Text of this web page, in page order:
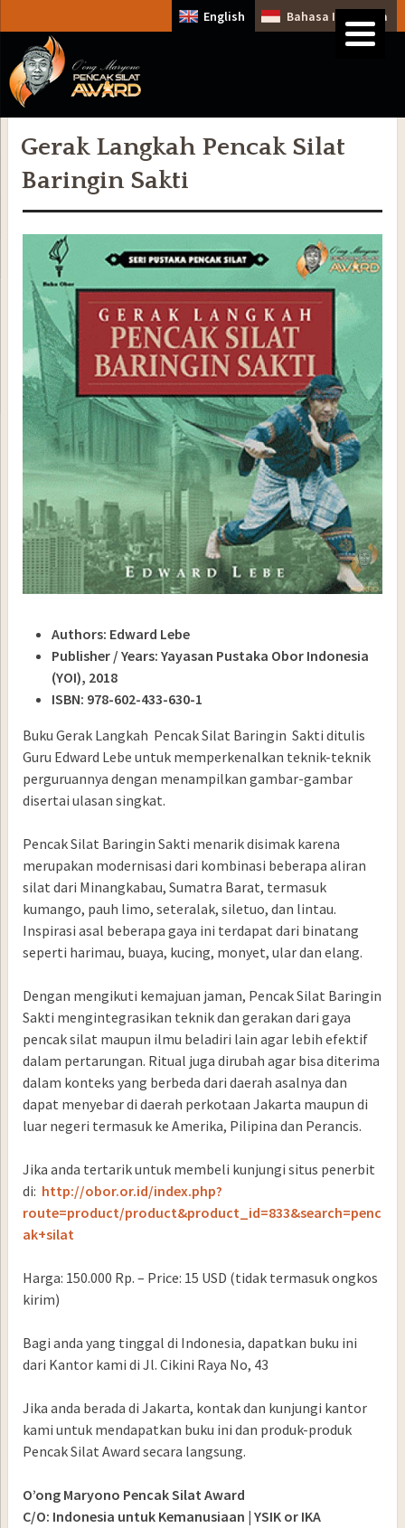
English Bahasa Indonesia
Gerak Langkah Pencak Silat
Baringin Sakti
Authors: Edward Lebe
Publisher / Years: Yayasan Pustaka Obor Indonesia
(YOI), 2018
ISBN: 978-602-433-630-1
Buku Gerak Langkah Pencak Silat Baringin Sakti ditulis
Guru Edward Lebe untuk memperkenalkan teknik-teknik
perguruannya dengan menampilkan gambar-gambar
disertai ulasan singkat.
Pencak Silat Baringin Sakti menarik disimak karena
merupakan modernisasi dari kombinasi beberapa aliran
silat dari Minangkabau, Sumatra Barat, termasuk
kumango, pauh limo, seteralak, siletuo, dan lintau.
Inspirasi asal beberapa gaya ini terdapat dari binatang
seperti harimau, buaya, kucing, monyet, ular dan elang.
Dengan mengikuti kemajuan jaman, Pencak Silat Baringin
Sakti mengintegrasikan teknik dan gerakan dari gaya
pencak silat maupun ilmu beladiri lain agar lebih efektif
dalam pertarungan. Ritual juga dirubah agar bisa diterima
dalam konteks yang berbeda dari daerah asalnya dan
dapat menyebar di daerah perkotaan Jakarta maupun di
luar negeri termasuk ke Amerika, Pilipina dan Perancis.
Jika anda tertarik untuk membeli kunjungi situs penerbit
di: http://obor.or.id/index.php?
route=product/product&product_id=833&search=penc
ak+silat
Harga: 150.000 Rp. – Price: 15 USD (tidak termasuk ongkos
kirim)
Bagi anda yang tinggal di Indonesia, dapatkan buku ini
dari Kantor kami di Jl. Cikini Raya No, 43
Jika anda berada di Jakarta, kontak dan kunjungi kantor
kami untuk mendapatkan buku ini dan produk-produk
Pencak Silat Award secara langsung.
O’ong Maryono Pencak Silat Award
C/O: Indonesia untuk Kemanusiaan | YSIK or IKA